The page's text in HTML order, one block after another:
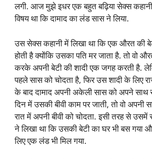
लगी. आज मुझे इधर एक बहुत बढ़िया सेक्स
विषय था कि दामाद का लंड सास ने लिया.
उस सेक्स कहानी में लिखा था कि एक औरत की
होती है क्योंकि उसका पति मर जाता है. तो वो
करके अपनी बेटी की शादी एक जगह करती है.
पहले सास को चोदता है, फिर उस शादी के लिए
के बाद दामाद अपनी अकेली सास को अपने
दिन में उसकी बीवी काम पर जाती, तो वो अपनी
रात में अपनी बीवी को चोदता. इसी तरह से उसमें
ने लिखा था कि उसकी बेटी का घर भी बस
लिए एक लंड भी मिल गया.